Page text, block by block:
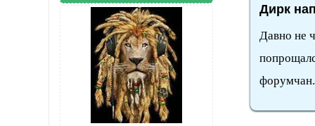
Дирк
Давно не